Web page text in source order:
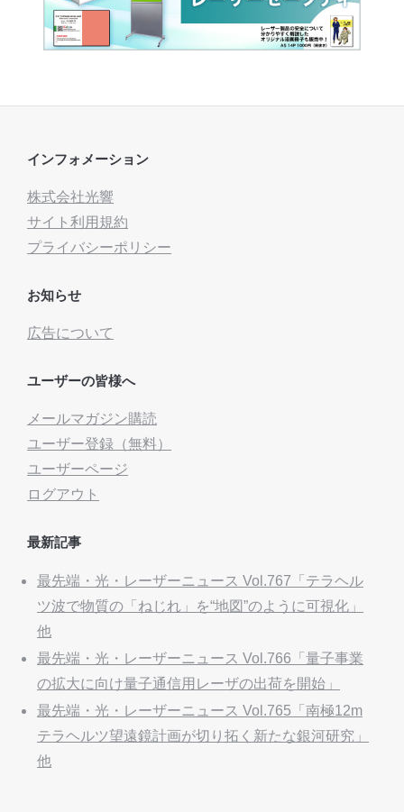
インフォメーション
株式会社光響
サイト利用規約
プライバシーポリシー
お知らせ
広告について
ユーザーの皆様へ
メールマガジン購読
ユーザー登録（無料）
ユーザーページ
ログアウト
最新記事
最先端・光・レーザーニュース Vol.767「テラヘル
ツ波で物質の「ねじれ」を“地図”のように可視化」
他
最先端・光・レーザーニュース Vol.766「量子事業
の拡大に向け量子通信用レーザの出荷を開始」
最先端・光・レーザーニュース Vol.765「南極12m
テラヘルツ望遠鏡計画が切り拓く新たな銀河研究」
他